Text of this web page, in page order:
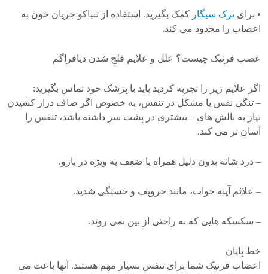
• برای ترک سیگار کمک بگیرید. استفاده از تنباکو جریان خون به
اعصاب را محدود می کند.
عصب فرنیک چیست؟ علل و علایم فلج شدن دیافراگم
اگر علایم زیر را تجربه کردید باید با پزشک خود تماس بگیرید:
– تنگی نفس یا مشکل در تنفس، به خصوص اگر صاف دراز کشیدن
نیاز به بالش های – بیشتری در پشت سر داشته باشد، تنفس را
آسان تر می کند.
– درد شانه بدون دلیل همراه با ضعف به ویژه در بازو.
– علائم آپنه خواب، مانند خروپف و خستگی شدید.
– سکسکه هایی که به راحتی از بین نمی روند.
خط پایان
اعصاب فرنیک شما برای تنفس بسیار مهم هستند. آنها باعث می